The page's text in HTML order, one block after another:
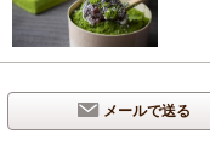
メールで送る